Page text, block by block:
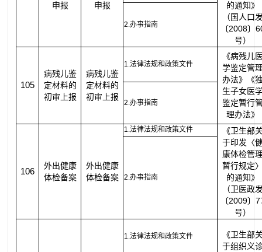
申报
申报
的通知》
（国人口
〔2008〕
号）
2.办事指南
105
病残儿鉴
定材料的
初审上报
病残儿鉴
定材料的
初审上报
1.法律法规和政策文件
《病残儿
学鉴定管
办法》《
生子女医
鉴定暂行
理办法》
2.办事指南
106
外出健康
体检备案
外出健康
体检备案
1.法律法规和政策文件
《卫生部
于印发〈
康体检管
暂行规定
的通知》
（卫医政
〔2009〕
号）
2.办事指南
1.法律法规和政策文件
《卫生部
于组织义